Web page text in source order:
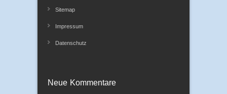
Sitemap
Impressum
Datenschutz
Neue Kommentare